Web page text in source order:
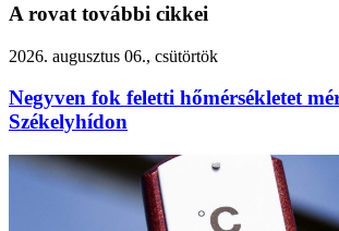
A rovat további cikkei
2026. augusztus 06., csütörtök
Negyven fok feletti hőmérsékletet
Székelyhídon